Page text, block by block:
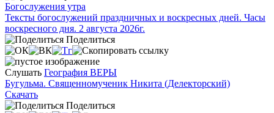
Богослужения утра
Тексты богослужений праздничных и воскресных дней. Часы
воскресного дня. 2 августа 2026г.
Поделиться
Слушать География ВЕРЫ
Бугульма. Священномученик Никита (Делекторский)
Скачать
Поделиться